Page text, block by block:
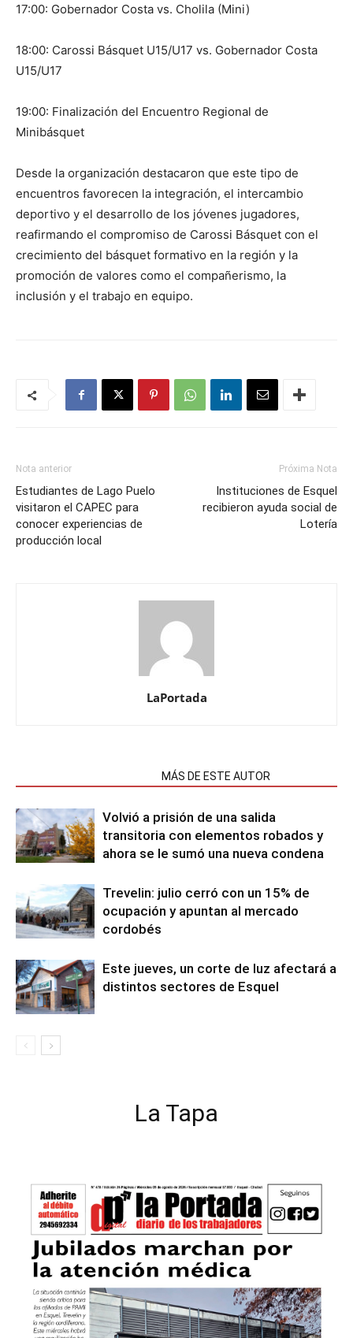
17:00: Gobernador Costa vs. Cholila (Mini)
18:00: Carossi Básquet U15/U17 vs. Gobernador Costa
U15/U17
19:00: Finalización del Encuentro Regional de
Minibásquet
Desde la organización destacaron que este tipo de
encuentros favorecen la integración, el intercambio
deportivo y el desarrollo de los jóvenes jugadores,
reafirmando el compromiso de Carossi Básquet con el
crecimiento del básquet formativo en la región y la
promoción de valores como el compañerismo, la
inclusión y el trabajo en equipo.
Nota anterior
Estudiantes de Lago Puelo
visitaron el CAPEC para
conocer experiencias de
producción local
Próxima Nota
Instituciones de Esquel
recibieron ayuda social de
Lotería
LaPortada
MÁS DE ESTE AUTOR
Volvió a prisión de una salida
transitoria con elementos robados y
ahora se le sumó una nueva condena
Trevelin: julio cerró con un 15% de
ocupación y apuntan al mercado
cordobés
Este jueves, un corte de luz afectará a
distintos sectores de Esquel
La Tapa